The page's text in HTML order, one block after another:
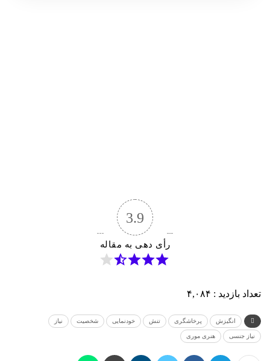
3.9
رأی دهی به مقاله
تعداد بازدید : ۴,۰۸۴
انگیزش پرخاشگری تنش خودنمایی شخصیت نیاز
نیاز جنسی هنری موری